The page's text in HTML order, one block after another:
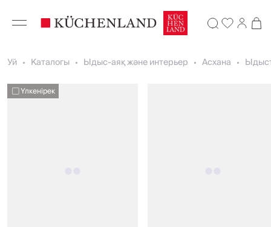
Уй Каталогы Ыдыс-аяқ және интерьер Асхана
Үлкенірек